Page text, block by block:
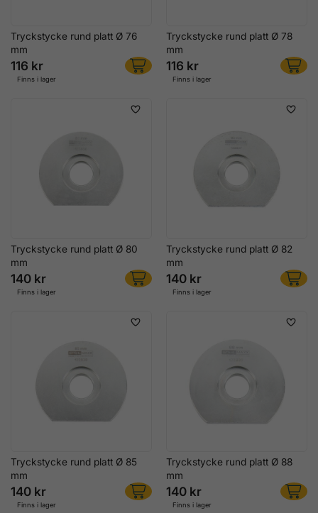
Tryckstycke rund platt Ø 76
mm
116 kr
Finns i lager
Tryckstycke rund platt Ø 78
mm
116 kr
Finns i lager
Tryckstycke rund platt Ø 80
mm
140 kr
Finns i lager
Tryckstycke rund platt Ø 82
mm
140 kr
Finns i lager
Tryckstycke rund platt Ø 85
mm
140 kr
Finns i lager
Tryckstycke rund platt Ø 88
mm
140 kr
Finns i lager